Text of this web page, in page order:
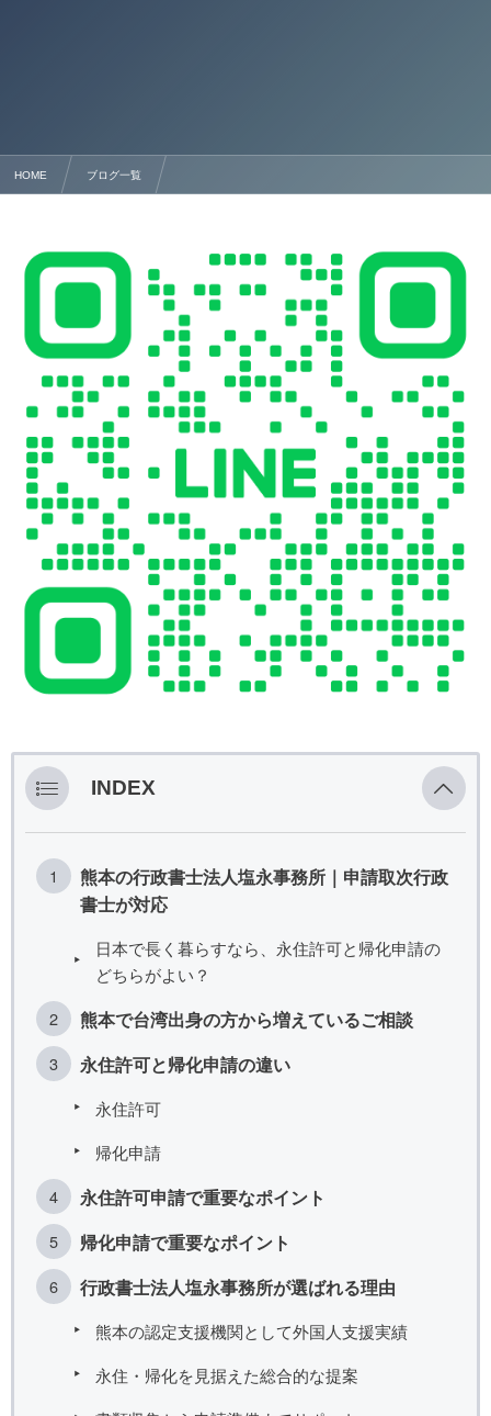
HOME ブログ一覧
INDEX
熊本の行政書士法人塩永事務所｜申請取次行政
書士が対応
日本で長く暮らすなら、永住許可と帰化申請の
どちらがよい？
熊本で台湾出身の方から増えているご相談
永住許可と帰化申請の違い
永住許可
帰化申請
永住許可申請で重要なポイント
帰化申請で重要なポイント
行政書士法人塩永事務所が選ばれる理由
熊本の認定支援機関として外国人支援実績
永住・帰化を見据えた総合的な提案